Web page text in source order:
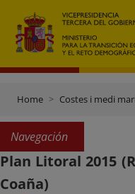
Home Costes i medi
Navegación
Plan Litoral 2015
Coaña)